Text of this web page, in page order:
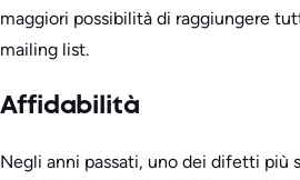
maggiori possibilità di raggiungere
mailing list.
Affidabilità
Negli anni passati, uno dei difetti più